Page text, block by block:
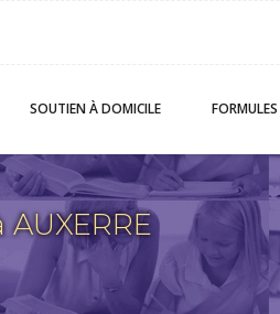
SOUTIENÀ DOMICILE FORMULES